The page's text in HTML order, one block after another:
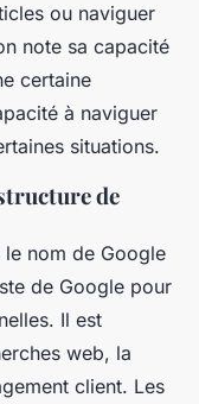
ou naviguer
note sa capacité
certaine
à naviguer
situations.
de
le nom de Google
de Google pour
Il est
web, la
client. Les